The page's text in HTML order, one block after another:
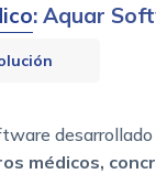
: Aquar
médicos,